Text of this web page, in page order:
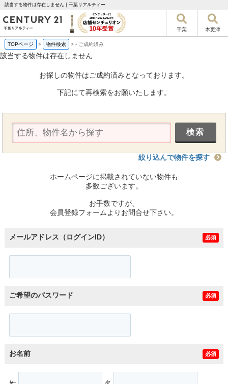
該当する物件は存在しません｜千葉リアルティー
千葉 木更津
TOPページ > 物件検索 >- ご成約済み
該当する物件は存在しません
お探しの物件はご成約済みとなっております。
下記にて再検索をお願いたします。
絞り込んで物件を探す
ホームページに掲載されていない物件も
多数ございます。
お手数ですが、
会員登録フォームよりお問合せ下さい。
メールアドレス（ログインID） 必須
ご希望のパスワード 必須
お名前 必須